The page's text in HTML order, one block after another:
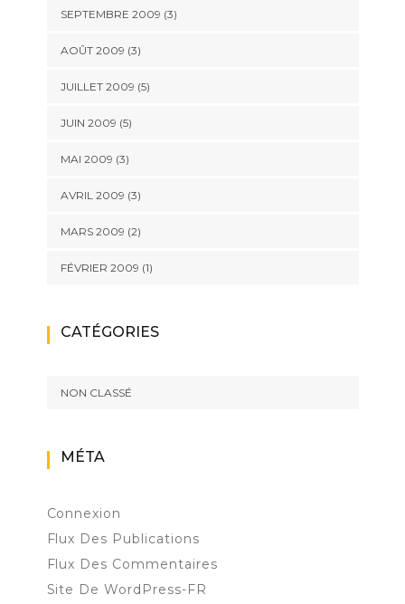
SEPTEMBRE 2009 (3)
AOÛT 2009 (3)
JUILLET 2009 (5)
JUIN 2009 (5)
MAI 2009 (3)
AVRIL 2009 (3)
MARS 2009 (2)
FÉVRIER 2009 (1)
CATÉGORIES
NON CLASSÉ
MÉTA
Connexion
Flux Des Publications
Flux Des Commentaires
Site De WordPress-FR